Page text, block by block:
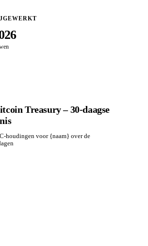
Treasury – 30-daagse
houdingen voor {naam} over de